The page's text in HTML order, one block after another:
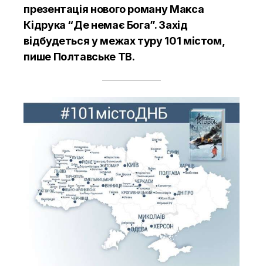
презентація нового роману Макса
Кідрука “Де немає Бога”. Захід
відбудеться у межах туру 101 містом,
пише Полтавське ТВ.